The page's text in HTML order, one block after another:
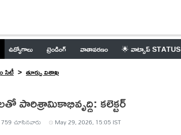
ఉద్యోగాలు ట్రెండింగ్ వాతావరణం 🌟 వాట్సాప్ STATUS
సిటీ తూర్పు విశాఖ
పారిశ్రామికాభివృద్ధి: కలెక్టర్
759 చూసినవారు May 29, 2026, 15:05 IST